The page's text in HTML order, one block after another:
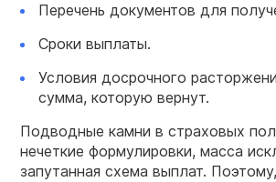
Перечень документов для
Сроки выплаты.
Условия досрочного
сумма, которую вернут.
Подводные камни в страховых
нечеткие формулировки, масса
запутанная схема выплат.